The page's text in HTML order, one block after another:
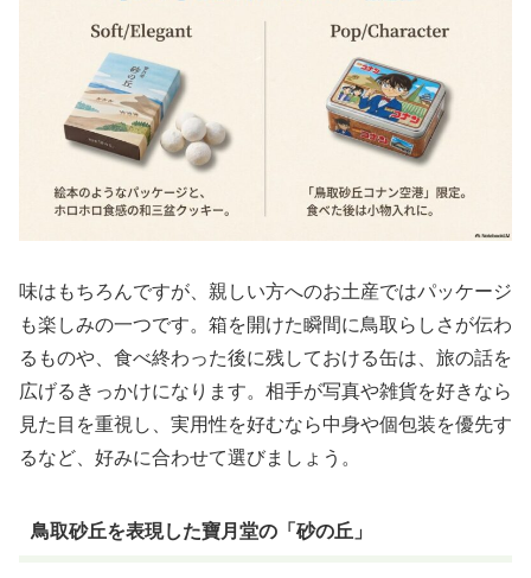
味はもちろんですが、親しい方へのお土産ではパッケージ
も楽しみの一つです。箱を開けた瞬間に鳥取らしさが伝わ
るものや、食べ終わった後に残しておける缶は、旅の話を
広げるきっかけになります。相手が写真や雑貨を好きなら
見た目を重視し、実用性を好むなら中身や個包装を優先す
るなど、好みに合わせて選びましょう。
鳥取砂丘を表現した寶月堂の「砂の丘」